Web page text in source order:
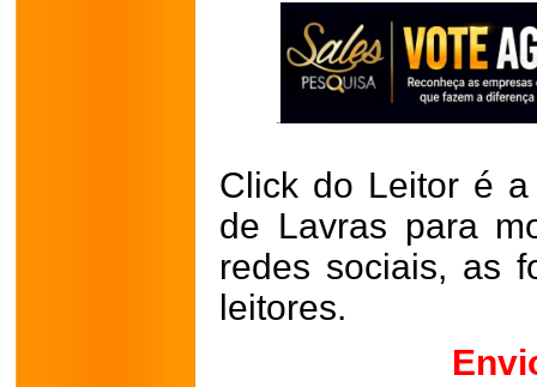
Click do Leitor é
de Lavras para
redes sociais, as
leitores.